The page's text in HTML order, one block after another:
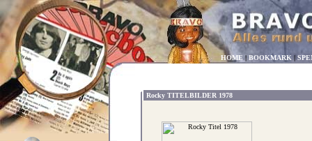
HOME | BOOKMARK |
Rocky TITELBILDER 1978